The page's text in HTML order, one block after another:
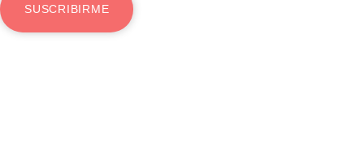
SUSCRIBIRME